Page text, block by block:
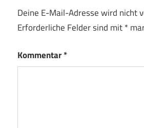
Deine E-Mail-Adresse wird nicht
Erforderliche Felder sind mit*
Kommentar*